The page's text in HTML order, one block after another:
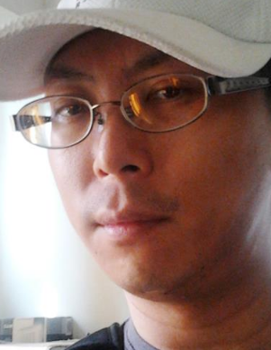
生報名參加。